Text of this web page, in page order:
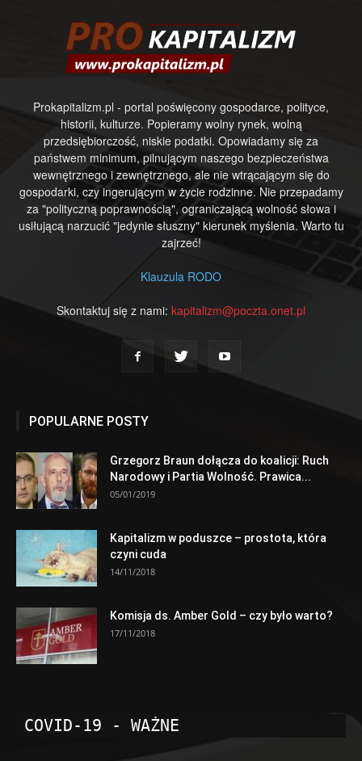
Prokapitalizm.pl - portal poświęcony gospodarce, polityce,
historii, kulturze. Popieramy wolny rynek, wolną
przedsiębiorczość, niskie podatki. Opowiadamy się za
państwem minimum, pilnującym naszego bezpieczeństwa
wewnętrznego i zewnętrznego, ale nie wtrącającym się do
gospodarki, czy ingerującym w życie rodzinne. Nie przepadamy
za "polityczną poprawnością", ograniczającą wolność słowa i
usiłującą narzucić "jedynie słuszny" kierunek myślenia. Warto tu
zajrzeć!
Klauzula RODO
Skontaktuj się z nami: kapitalizm@poczta.onet.pl
POPULARNE POSTY
Grzegorz Braun dołącza do koalicji: Ruch
Narodowy i Partia Wolność. Prawica...
05/01/2019
Kapitalizm w poduszce – prostota, która
czyni cuda
14/11/2018
Komisja ds. Amber Gold – czy było warto?
17/11/2018
COVID-19 - WAŻNE